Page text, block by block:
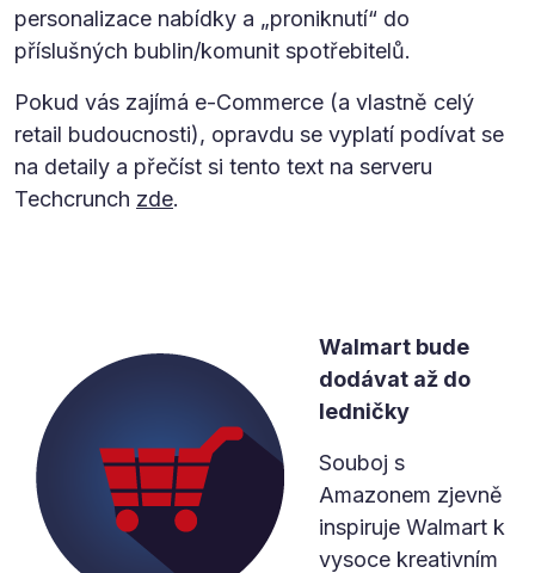
personalizace nabídky a „proniknutí“ do
příslušných bublin/komunit spotřebitelů.
Pokud vás zajímá e-Commerce (a vlastně celý
retail budoucnosti), opravdu se vyplatí podívat se
na detaily a přečíst si tento text na serveru
Techcrunch zde.
Walmart bude
dodávat až do
ledničky
Souboj s
Amazonem zjevně
inspiruje Walmart k
vysoce kreativním